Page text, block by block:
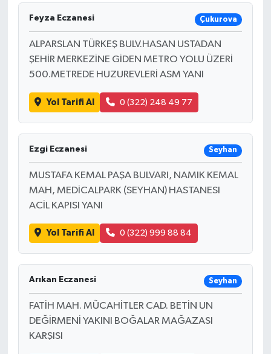
Feyza Eczanesi Çukurova
ALPARSLAN TÜRKEŞ BULV.HASAN USTADAN
ŞEHİR MERKEZİNE GİDEN METRO YOLU ÜZERİ
500.METREDE HUZUREVLERİ ASM YANI
Yol Tarifi Al 0 (322) 248 49 77
Ezgi Eczanesi Seyhan
MUSTAFA KEMAL PAŞA BULVARI, NAMIK KEMAL
MAH, MEDİCALPARK (SEYHAN) HASTANESI
ACİL KAPISI YANI
Yol Tarifi Al 0 (322) 999 88 84
Arıkan Eczanesi Seyhan
FATİH MAH. MÜCAHİTLER CAD. BETİN UN
DEĞİRMENİ YAKINI BOĞALAR MAĞAZASI
KARŞISI